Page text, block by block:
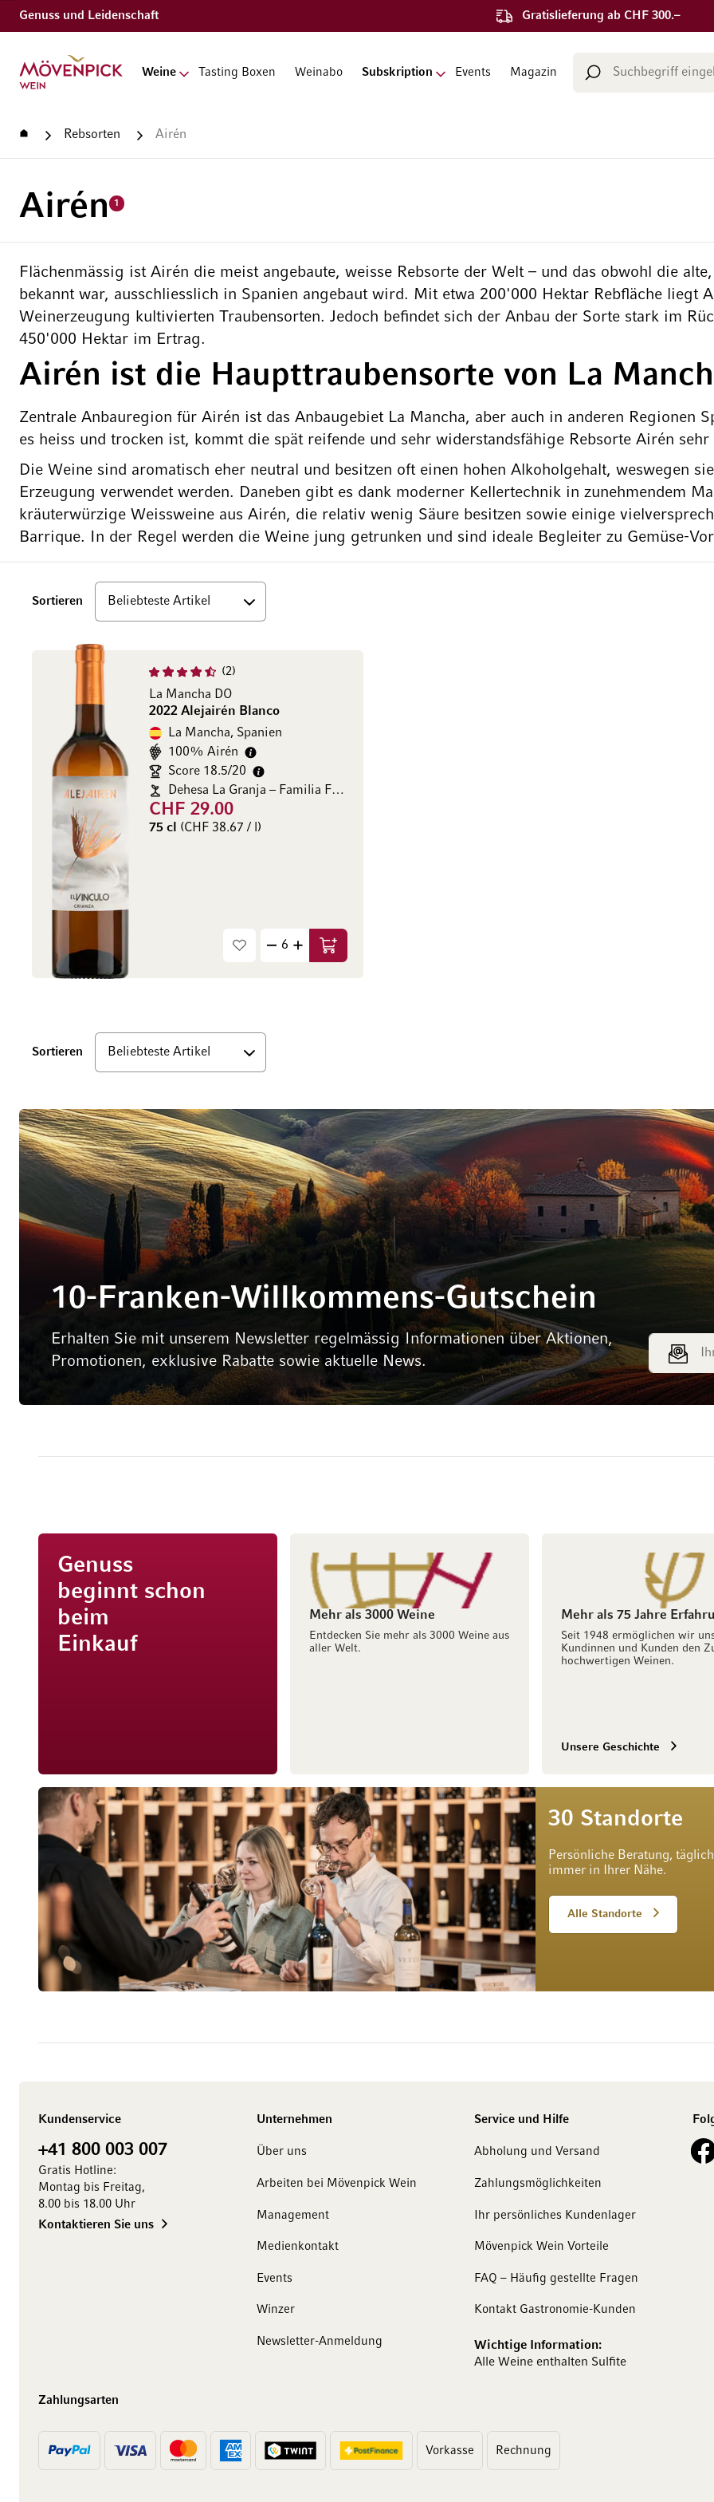
Genuss und Leidenschaft Gratislieferung ab CHF 300.–
Zur Startseite
Weine Tasting Boxen Weinabo Subskription Events Magazin
Suche
StartseiteRebsorten Airén
Airén 1
Flächenmässig ist Airén die meist angebaute, weisse Rebsorte der Welt – und das obwohl die
bekannt war, ausschliesslich in Spanien angebaut wird. Mit etwa 200'000 Hektar Rebfläche liegt
Weinerzeugung kultivierten Traubensorten. Jedoch befindet sich der Anbau der Sorte stark im
450'000 Hektar im Ertrag.
Airén ist die Haupttraubensorte von La
Zentrale Anbauregion für Airén ist das Anbaugebiet La Mancha, aber auch in anderen Regionen
es heiss und trocken ist, kommt die spät reifende und sehr widerstandsfähige Rebsorte Airén sehr
Die Weine sind aromatisch eher neutral und besitzen oft einen hohen Alkoholgehalt, weswegen
Erzeugung verwendet werden. Daneben gibt es dank moderner Kellertechnik in zunehmendem
kräuterwürzige Weissweine aus Airén, die relativ wenig Säure besitzen sowie einige
Barrique. In der Regel werden die Weine jung getrunken und sind ideale Begleiter zu Gemüse-
Sortieren
2
La Mancha DO
2022 Alejairén Blanco
La Mancha, Spanien
100% Airén
Score 18.5/20
Dehesa La Granja – Familia Fernández Rivera
CHF 29.00
75 cl (CHF 38.67 / l)
In den Warenkorb
Sortieren Unten
10-Franken-Willkommens-Gutschein
Erhalten Sie mit unserem Newsletter regelmässig Informationen über Aktionen,
Promotionen, exklusive Rabatte sowie aktuelle News.
E-Mail
Genuss
beginnt schon
beim
Einkauf
Mehr als 3000 Weine
Entdecken Sie mehr als 3000 Weine aus
aller Welt.
Mehr als 75 Jahre
Seit 1948 ermöglichen wir
Kundinnen und Kunden den
hochwertigen Weinen.
Unsere Geschichte
30 Standorte
Persönliche Beratung,
immer in Ihrer Nähe.
Alle Standorte
Kundenservice
+41 800 003 007
Gratis Hotline:
Montag bis Freitag,
8.00 bis 18.00 Uhr
Kontaktieren Sie uns
Unternehmen
Über uns
Arbeiten bei Mövenpick Wein
Management
Medienkontakt
Events
Winzer
Newsletter-Anmeldung
Service und Hilfe
Abholung und Versand
Zahlungsmöglichkeiten
Ihr persönliches Kundenlager
Mövenpick Wein Vorteile
FAQ – Häufig gestellte Fragen
Kontakt Gastronomie-Kunden
Wichtige Information:
Alle Weine enthalten Sulfite
See
Zahlungsarten
Vorkasse Rechnung
Franken Rabatt auf Ihren ersten Einkauf.